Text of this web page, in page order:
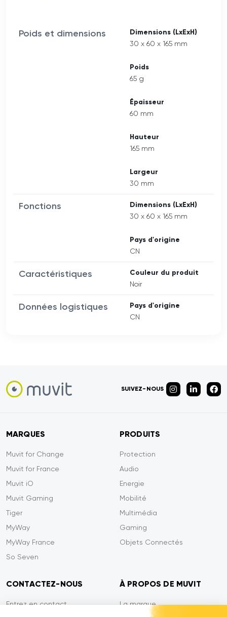
Poids et dimensions Dimensions (LxExH)
30 x 60 x 165 mm
Poids
65 g
Épaisseur
60 mm
Hauteur
165 mm
Largeur
30 mm
Fonctions Dimensions (LxExH)
30 x 60 x 165 mm
Pays d'origine
CN
Caractéristiques Couleur du produit
Noir
Données logistiques Pays d'origine
CN
SUIVEZ-NOUS
MARQUES
Muvit for Change
Muvit for France
Muvit iO
Muvit Gaming
Tiger
MyWay
MyWay France
So Seven
PRODUITS
Protection
Audio
Energie
Mobilité
Multimédia
Gaming
Objets Connectés
CONTACTEZ-NOUS
Entrez en contact
À PROPOS DE MUVIT
La marque